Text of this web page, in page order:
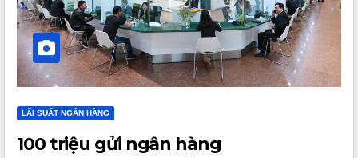
LÃI SUẤT NGÂN HÀNG
100 triệu gửi ngân hàng